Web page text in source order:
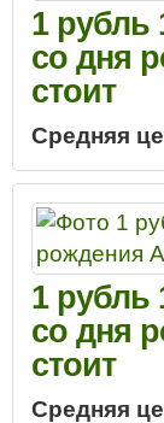
1
со дня
стоит
Средняя
1
со дня
стоит
Средняя